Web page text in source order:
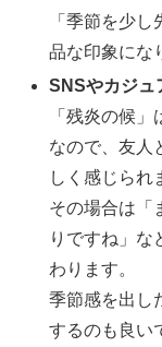
「季節を少
品な印象にな
SNSやカジュ
「残炎の候
なので、友人
しく感じられ
その場合は「
りですね」な
わります。
季節感を出し
するのも良い